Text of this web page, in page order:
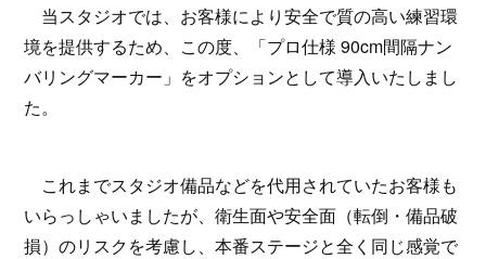
当スタジオでは、お客様により安全で質の高い練習環
境を提供するため、この度、「プロ仕様 90cm間隔ナン
バリングマーカー」をオプションとして導入いたしまし
た。
これまでスタジオ備品などを代用されていたお客様も
いらっしゃいましたが、衛生面や安全面（転倒・備品破
損）のリスクを考慮し、本番ステージと全く同じ感覚で